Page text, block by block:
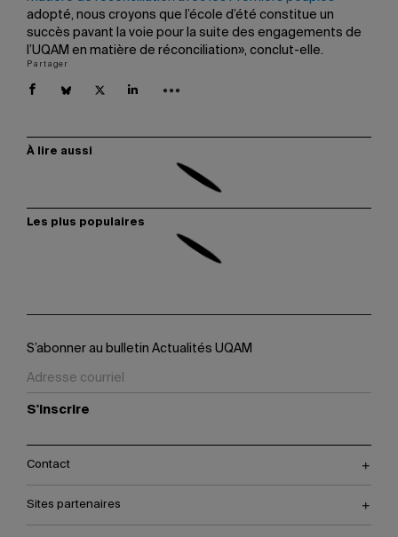
adopté, nous croyons que l’école d’été constitue un
succès pavant la voie pour la suite des engagements de
l’UQAM en matière de réconciliation», conclut-elle.
Partager
À lire aussi
Les plus populaires
S’abonner au bulletin Actualités UQAM
S'inscrire
Contact
Sites partenaires